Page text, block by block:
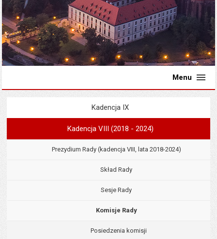
Menu
Menu
Kadencja IX
Kadencja VIII (2018 - 2024)
Prezydium Rady (kadencja VIII, lata 2018-2024)
Skład Rady
Sesje Rady
Komisje Rady
Posiedzenia komisji